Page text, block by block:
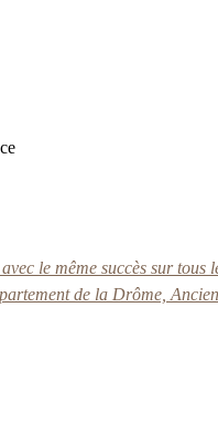
le même succès sur tous
de la Drôme,